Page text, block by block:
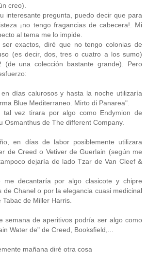
creo).
interesante pregunta, puedo decir que para
¡no tengo fragancias de cabecera!. Mi
al tema me lo impide.
ser exactos, diré que no tengo colonias de
(es decir, dos, tres o cuatro a los sumo)
una colección bastante grande). Pero
días calurosos y hasta la noche utilizaría
Blue Mediterraneo. Mirto di Panarea".
tal vez tirara por algo como Endymion de
Osmanthus de The different Company.
en días de labor posiblemente utilizara
de Creed o Vetiver de Guerlain (según me
dejaría de lado Tzar de Van Cleef &
me decantaría por algo clasicote y chipre
de Chanel o por la elegancia cuasi medicinal
de Miller Harris.
semana de aperitivos podría ser algo como
Water de" de Creed, Booksfield,...
mañana diré otra cosa